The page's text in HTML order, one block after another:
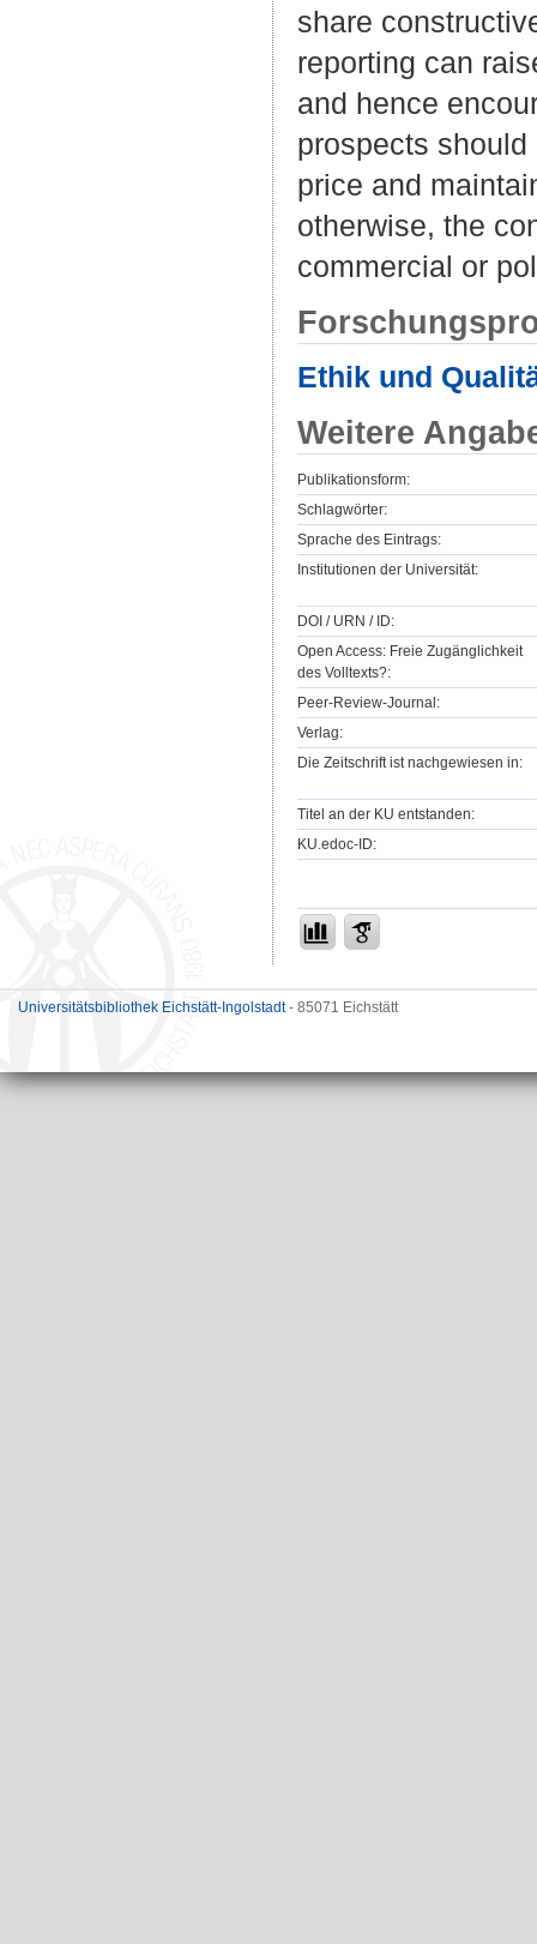
share
reporting can
and hence
prospects
price and
otherwise, the
commercial or
Ethik und
Weitere
Publikationsform:
Schlagwörter:
Sprache des Eintrags:
Institutionen der Universität:
DOI / URN / ID:
Open Access: Freie Zugänglichkeit
des Volltexts?:
Peer-Review-Journal:
Verlag:
Die Zeitschrift ist nachgewiesen in:
Titel an der KU entstanden:
KU.edoc-ID:
Universitätsbibliothek Eichstätt-Ingolstadt- 85071 Eichstätt